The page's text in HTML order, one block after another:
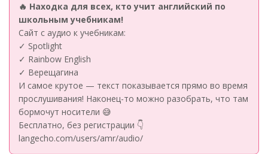
🔥 Находка для всех, кто учит английский по
школьным учебникам!
Сайт с аудио к учебникам:
✓ Spotlight
✓ Rainbow English
✓ Верещагина
И самое крутое — текст показывается прямо во время
прослушивания! Наконец-то можно разобрать, что там
бормочут носители 😅
Бесплатно, без регистрации 👇
langecho.com/users/amr/audio/